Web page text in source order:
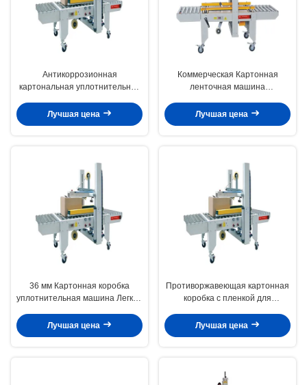
Антикоррозионная
картональная уплотнительная
полуавтоматическая
картональная упаковочная
Лучшая цена
Коммерческая Картонная
ленточная машина
с клейным клеем
Лучшая цена
36 мм Картонная коробка
уплотнительная машина Легкая
Лучшая цена
Противоржавеющая картонная
коробка с пленкой для
Лучшая цена